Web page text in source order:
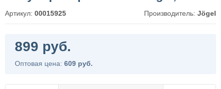
Артикул: 00015925 Производитель: Jögel
899 руб.
Оптовая цена: 609 руб.